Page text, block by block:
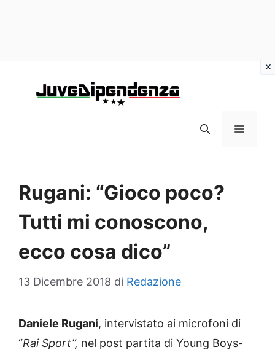
MENU
Rugani: “Gioco poco?
Tutti mi conoscono,
ecco cosa dico”
13 Dicembre 2018 di Redazione
Daniele Rugani, intervistato ai microfoni di
“Rai Sport”, nel post partita di Young Boys-